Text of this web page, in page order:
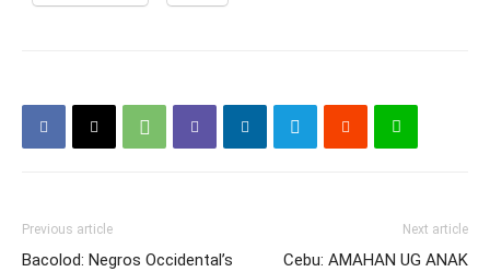
Previous article
Bacolod: Negros Occidental’s
Next article
Cebu: AMAHAN UG ANAK